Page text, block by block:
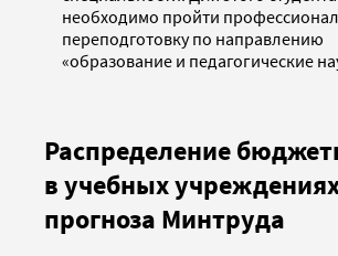
необходимо пройти
переподготовку по направлению
«образование и педагогические
Распределение
в учебных
прогноза Минтруда